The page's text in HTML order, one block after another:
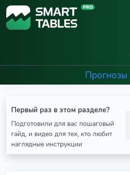
Прогнозы
Первый раз в этом разделе?
Подготовили для вас пошаговый
гайд, и видео для тех, кто любит
наглядные инструкции